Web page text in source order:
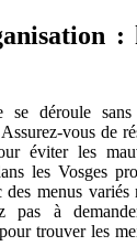
:
se déroule
vous de
éviter les
les Vosges
des menus
pas à
trouver les